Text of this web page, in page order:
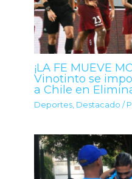
¡LA FE MUEVE
Vinotinto se
a Chile en
Deportes Destacado /